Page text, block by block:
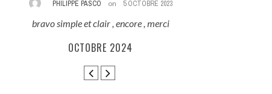
PHILIPPE PASCO on 5 OCTOBRE 2023
bravo simple et clair , encore , merci
OCTOBRE 2024